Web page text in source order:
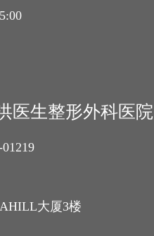
医生整形外科医院
大厦3楼